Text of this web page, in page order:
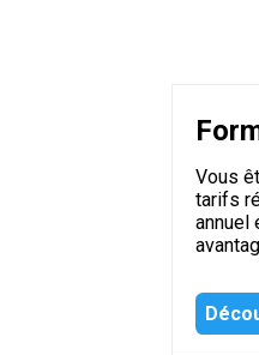
Vous
tarifs
annuel